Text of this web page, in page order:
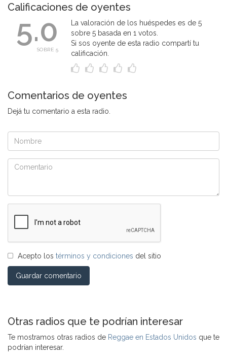
Calificaciones de oyentes
5.0
SOBRE 5
La valoración de los huéspedes es de 5
sobre 5 basada en 1 votos.
Si sos oyente de esta radio compartí tu
calificación.
Comentarios de oyentes
Dejá tu comentario a esta radio.
Acepto los términos y condiciones del sitio
Guardar comentario
Otras radios que te podrían interesar
Te mostramos otras radios de Reggae en Estados Unidos que te
podrían interesar.